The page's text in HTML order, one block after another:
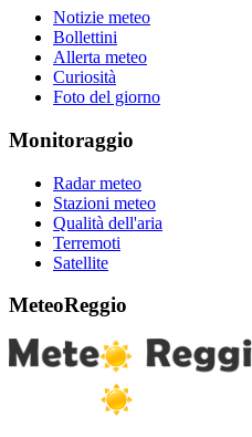
Notizie meteo
Bollettini
Allerta meteo
Curiosità
Foto del giorno
Monitoraggio
Radar meteo
Stazioni meteo
Qualità dell'aria
Terremoti
Satellite
MeteoReggio